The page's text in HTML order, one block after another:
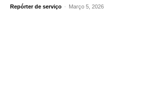
Repórter de serviço - Março 5, 2026